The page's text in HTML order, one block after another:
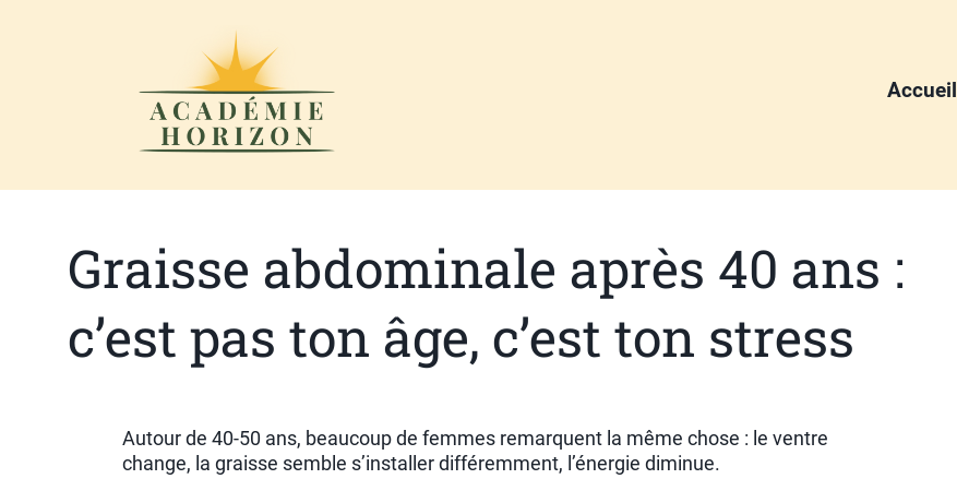
Accueil
Graisse abdominale après 40 ans :
c’est pas ton âge, c’est ton stress
Autour de 40-50 ans, beaucoup de femmes remarquent la même chose : le ventre
change, la graisse semble s’installer différemment, l’énergie diminue.